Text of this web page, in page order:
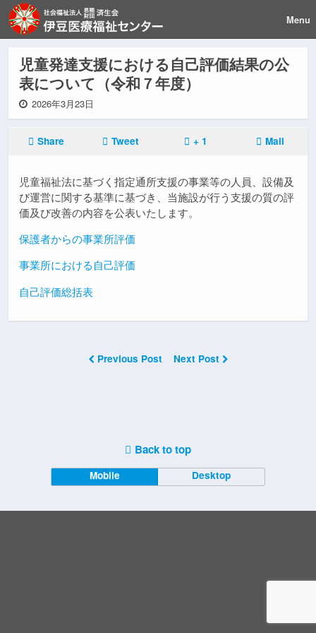
Menu
児童発達支援における自己評価結果の公
表について（令和７年度）
2026年3月23日
Share Tweet + 1 Mail
児童福祉法に基づく指定通所支援の事業等の人員、設備及
び運営に関する基準に基づき、当施設が行う支援の質の評
価及び改善の内容を公表いたします。
保護者からの事業所評価
事業所における自己評価
自己評価総括表
Previous Post Next Post
Back to top
Mobile Desktop